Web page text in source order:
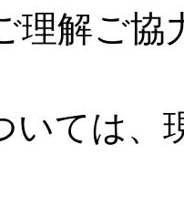
解ご協
ては、